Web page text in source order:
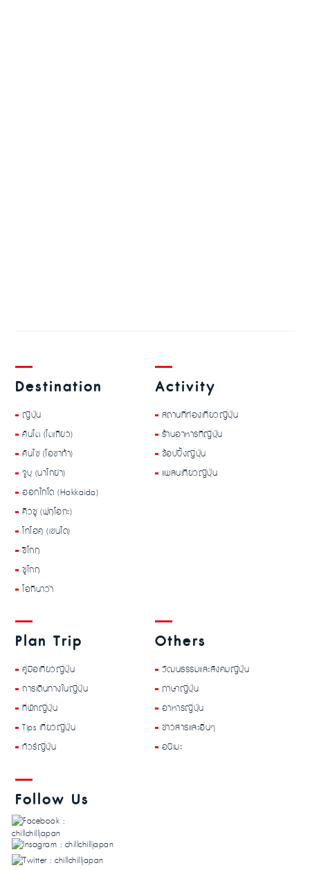
Destination
ญี่ปุ่น
คันโต (โตเกียว)
คันไซ (โอซาก้า)
จูบุ (นาโกย่า)
ฮอกไกโด (Hokkaido)
คิวชู (ฟุกุโอกะ)
โทโฮคุ (เซนได)
ชิโกกุ
ชูโกกุ
โอกินาว่า
Activity
สถานที่ท่องเที่ยวญี่ปุ่น
ร้านอาหารที่ญี่ปุ่น
ช้อปปิ้งญี่ปุ่น
แพลนเที่ยวญี่ปุ่น
Plan Trip
คู่มือเที่ยวญี่ปุ่น
การเดินทางในญี่ปุ่น
ที่พักญี่ปุ่น
Tips เที่ยวญี่ปุ่น
ทัวร์ญี่ปุ่น
Others
วัฒนธรรมและสังคมญี่ปุ่น
ภาษาญี่ปุ่น
อาหารญี่ปุ่น
ข่าวสารและอื่นๆ
อนิเมะ
Follow Us